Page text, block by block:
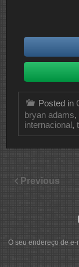
Posted in
bryan adams,
internacional,
Previous
O seu endereço de